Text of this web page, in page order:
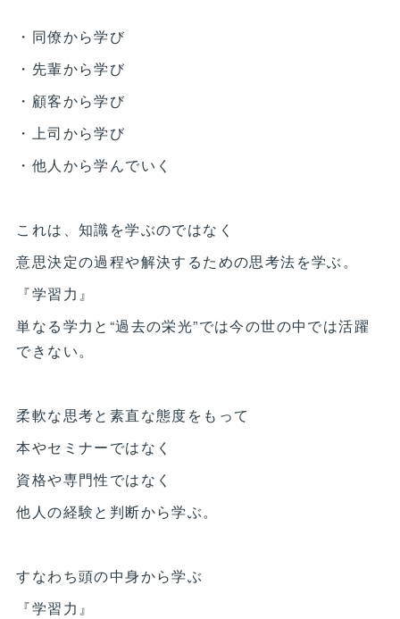
・同僚から学び
・先輩から学び
・顧客から学び
・上司から学び
・他人から学んでいく
これは、知識を学ぶのではなく
意思決定の過程や解決するための思考法を学ぶ。
『学習力』
単なる学力と“過去の栄光”では今の世の中では活躍
できない。
柔軟な思考と素直な態度をもって
本やセミナーではなく
資格や専門性ではなく
他人の経験と判断から学ぶ。
すなわち頭の中身から学ぶ
『学習力』